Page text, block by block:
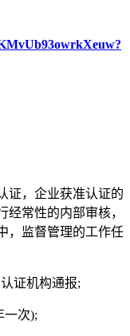
证，企业获准认证的
常性的内部审核，
，监督管理的工作任
证机构通报;
一次);